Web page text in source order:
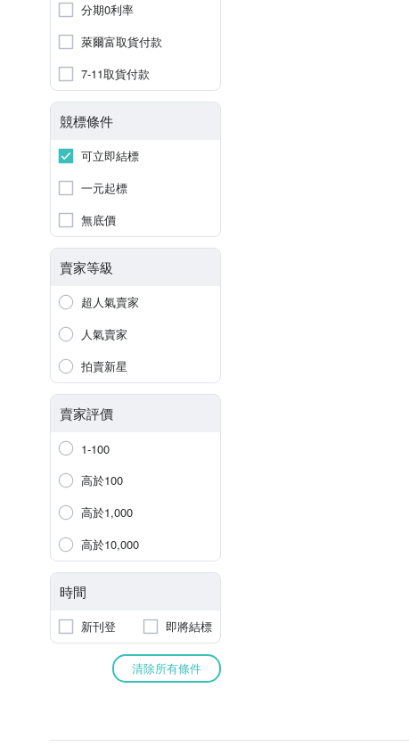
分期0利率
萊爾富取貨付款
7-11取貨付款
競標條件
可立即結標
一元起標
無底價
賣家等級
超人氣賣家
人氣賣家
拍賣新星
賣家評價
1-100
高於100
高於1,000
高於10,000
時間
新刊登 即將結標
清除所有條件